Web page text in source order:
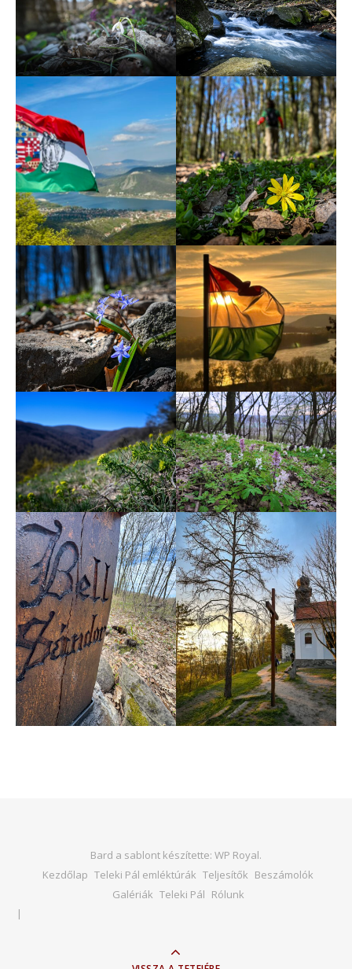
Bard a sablont készítette: WP Royal.
Kezdőlap Teleki Pál emléktúrák Teljesítők Beszámolók
Galériák Teleki Pál Rólunk